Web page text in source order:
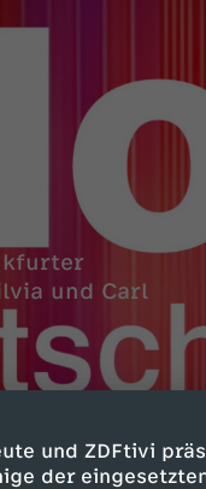
und ZDFtivi
der
und Carl